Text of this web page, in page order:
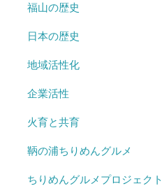
福山の歴史
日本の歴史
地域活性化
企業活性
火育と共育
鞆の浦ちりめんグルメ
ちりめんグルメプロジェクト